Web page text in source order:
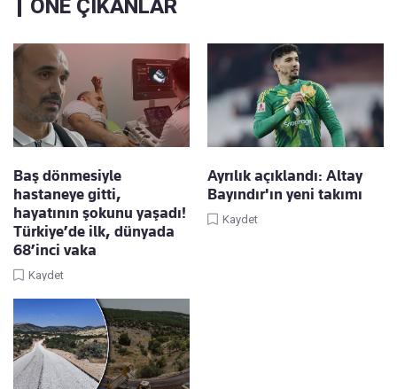
ÖNE ÇIKANLAR
Baş dönmesiyle
hastaneye gitti,
hayatının şokunu yaşadı!
Türkiye’de ilk, dünyada
68’inci vaka
Kaydet
Ayrılık açıklandı: Altay
Bayındır'ın yeni takımı
Kaydet